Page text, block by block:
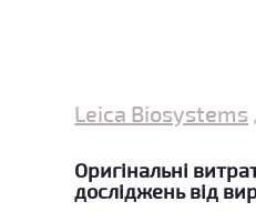
Leica Biosystems ,
Оригінальні
досліджень від